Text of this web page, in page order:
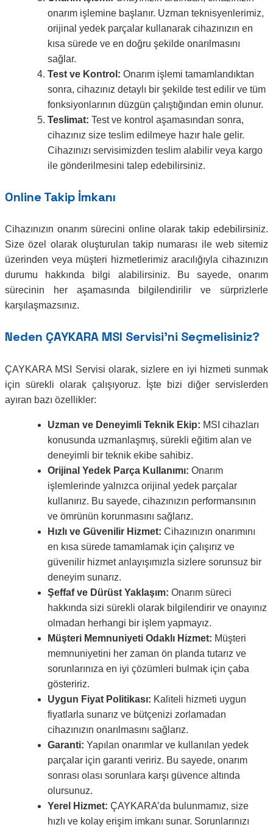
onarım işlemine başlanır. Uzman teknisyenlerimiz,
orijinal yedek parçalar kullanarak cihazınızın en
kısa sürede ve en doğru şekilde onarılmasını
sağlar.
Test ve Kontrol: Onarım işlemi tamamlandıktan
sonra, cihazınız detaylı bir şekilde test edilir ve tüm
fonksiyonlarının düzgün çalıştığından emin olunur.
Teslimat: Test ve kontrol aşamasından sonra,
cihazınız size teslim edilmeye hazır hale gelir.
Cihazınızı servisimizden teslim alabilir veya kargo
ile gönderilmesini talep edebilirsiniz.
Online Takip İmkanı
Cihazınızın onarım sürecini online olarak takip edebilirsiniz.
Size özel olarak oluşturulan takip numarası ile web sitemiz
üzerinden veya müşteri hizmetlerimiz aracılığıyla cihazınızın
durumu hakkında bilgi alabilirsiniz. Bu sayede, onarım
sürecinin her aşamasında bilgilendirilir ve sürprizlerle
karşılaşmazsınız.
Neden ÇAYKARA MSI Servisi’ni Seçmelisiniz?
ÇAYKARA MSI Servisi olarak, sizlere en iyi hizmeti sunmak
için sürekli olarak çalışıyoruz. İşte bizi diğer servislerden
ayıran bazı özellikler:
Uzman ve Deneyimli Teknik Ekip: MSI cihazları
konusunda uzmanlaşmış, sürekli eğitim alan ve
deneyimli bir teknik ekibe sahibiz.
Orijinal Yedek Parça Kullanımı: Onarım
işlemlerinde yalnızca orijinal yedek parçalar
kullanırız. Bu sayede, cihazınızın performansının
ve ömrünün korunmasını sağlarız.
Hızlı ve Güvenilir Hizmet: Cihazınızın onarımını
en kısa sürede tamamlamak için çalışırız ve
güvenilir hizmet anlayışımızla sizlere sorunsuz bir
deneyim sunarız.
Şeffaf ve Dürüst Yaklaşım: Onarım süreci
hakkında sizi sürekli olarak bilgilendirir ve onayınız
olmadan herhangi bir işlem yapmayız.
Müşteri Memnuniyeti Odaklı Hizmet: Müşteri
memnuniyetini her zaman ön planda tutarız ve
sorunlarınıza en iyi çözümleri bulmak için çaba
gösteririz.
Uygun Fiyat Politikası: Kaliteli hizmeti uygun
fiyatlarla sunarız ve bütçenizi zorlamadan
cihazınızın onarılmasını sağlarız.
Garanti: Yapılan onarımlar ve kullanılan yedek
parçalar için garanti veririz. Bu sayede, onarım
sonrası olası sorunlara karşı güvence altında
olursunuz.
Yerel Hizmet: ÇAYKARA’da bulunmamız, size
hızlı ve kolay erişim imkanı sunar. Sorunlarınızı